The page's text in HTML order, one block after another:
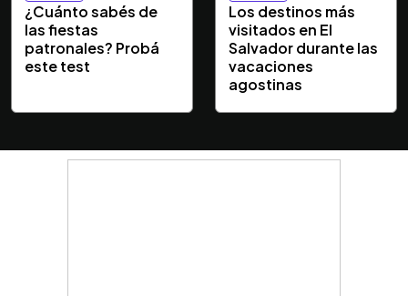
¿Cuánto sabés de
las fiestas
patronales? Probá
este test
Los destinos más
visitados en El
Salvador durante las
vacaciones
agostinas